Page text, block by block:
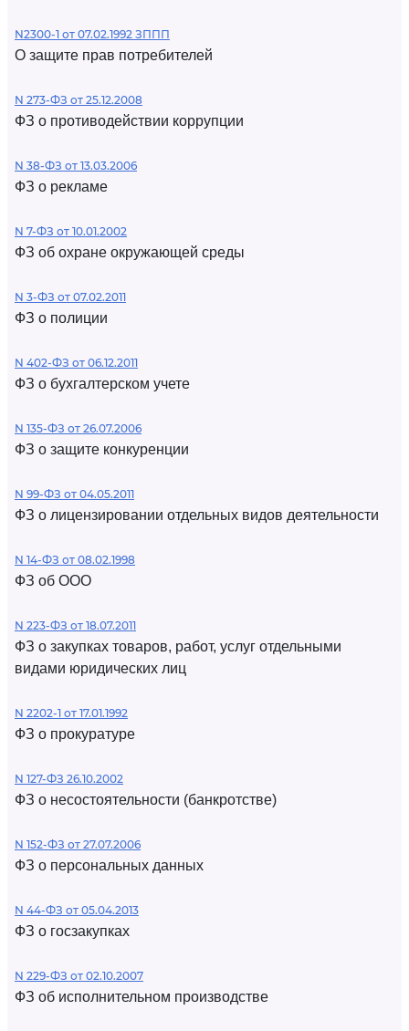
N2300-1 от 07.02.1992 ЗППП
О защите прав потребителей
N 273-ФЗ от 25.12.2008
ФЗ о противодействии коррупции
N 38-ФЗ от 13.03.2006
ФЗ о рекламе
N 7-ФЗ от 10.01.2002
ФЗ об охране окружающей среды
N 3-ФЗ от 07.02.2011
ФЗ о полиции
N 402-ФЗ от 06.12.2011
ФЗ о бухгалтерском учете
N 135-ФЗ от 26.07.2006
ФЗ о защите конкуренции
N 99-ФЗ от 04.05.2011
ФЗ о лицензировании отдельных видов деятельности
N 14-ФЗ от 08.02.1998
ФЗ об ООО
N 223-ФЗ от 18.07.2011
ФЗ о закупках товаров, работ, услуг отдельными
видами юридических лиц
N 2202-1 от 17.01.1992
ФЗ о прокуратуре
N 127-ФЗ 26.10.2002
ФЗ о несостоятельности (банкротстве)
N 152-ФЗ от 27.07.2006
ФЗ о персональных данных
N 44-ФЗ от 05.04.2013
ФЗ о госзакупках
N 229-ФЗ от 02.10.2007
ФЗ об исполнительном производстве